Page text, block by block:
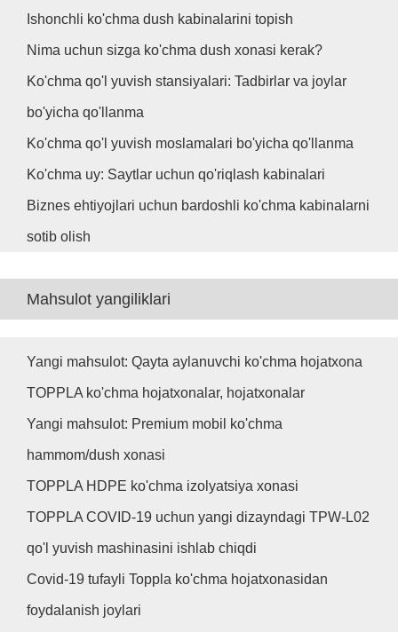
Ishonchli ko'chma dush kabinalarini topish
Nima uchun sizga ko'chma dush xonasi kerak?
Ko'chma qo'l yuvish stansiyalari: Tadbirlar va joylar
bo'yicha qo'llanma
Ko'chma qo'l yuvish moslamalari bo'yicha qo'llanma
Ko'chma uy: Saytlar uchun qo'riqlash kabinalari
Biznes ehtiyojlari uchun bardoshli ko'chma kabinalarni
sotib olish
Mahsulot yangiliklari
Yangi mahsulot: Qayta aylanuvchi ko'chma hojatxona
TOPPLA ko'chma hojatxonalar, hojatxonalar
Yangi mahsulot: Premium mobil ko'chma
hammom/dush xonasi
TOPPLA HDPE ko'chma izolyatsiya xonasi
TOPPLA COVID-19 uchun yangi dizayndagi TPW-L02
qo'l yuvish mashinasini ishlab chiqdi
Covid-19 tufayli Toppla ko'chma hojatxonasidan
foydalanish joylari